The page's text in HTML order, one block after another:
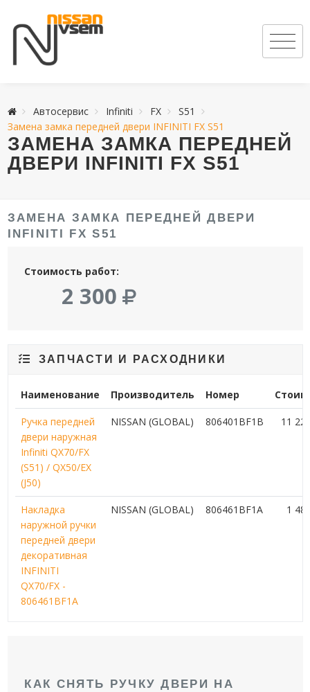
Автосервис Infiniti FX
S51
Замена замка передней двери INFINITI FX S51
ЗАМЕНА ЗАМКА ПЕРЕДНЕЙ
ДВЕРИ INFINITI FX S51
ЗАМЕНА ЗАМКА ПЕРЕДНЕЙ ДВЕРИ
INFINITI FX S51
Стоимость работ:
2 300
ЗАПЧАСТИ И РАСХОДНИКИ
Наименование Производитель Номер
Ручка передней
двери наружная
Infiniti QX70/FX
(S51) / QX50/EX
(J50)
NISSAN (GLOBAL) 806401BF1B 11
Накладка
наружной ручки
передней двери
декоративная
INFINITI
QX70/FX -
806461BF1A
NISSAN (GLOBAL) 806461BF1A 1
КАК СНЯТЬ РУЧКУ ДВЕРИ НА